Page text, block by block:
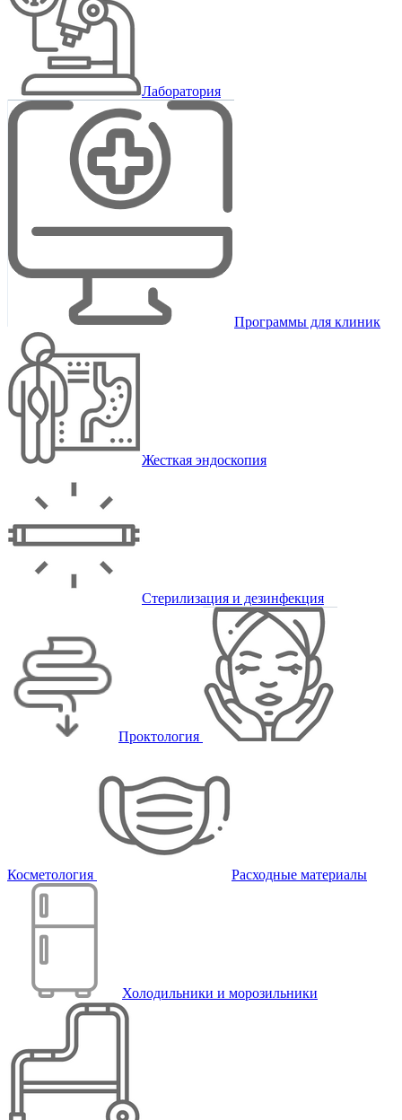
Лаборатория
Программы для клиник
Жесткая эндоскопия
Стерилизация и дезинфекция
Проктология
Косметология Расходные материалы
Холодильники и морозильники